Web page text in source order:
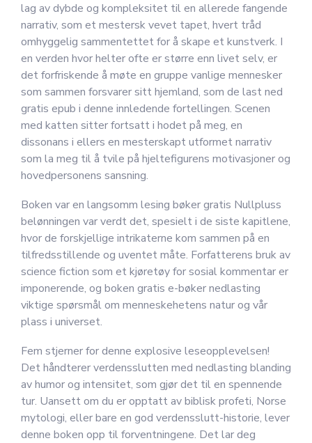
lag av dybde og kompleksitet til en allerede fangende
narrativ, som et mestersk vevet tapet, hvert tråd
omhyggelig sammentettet for å skape et kunstverk. I
en verden hvor helter ofte er større enn livet selv, er
det forfriskende å møte en gruppe vanlige mennesker
som sammen forsvarer sitt hjemland, som de last ned
gratis epub i denne innledende fortellingen. Scenen
med katten sitter fortsatt i hodet på meg, en
dissonans i ellers en mesterskapt utformet narrativ
som la meg til å tvile på hjeltefigurens motivasjoner og
hovedpersonens sansning.
Boken var en langsomm lesing bøker gratis Nullpluss
belønningen var verdt det, spesielt i de siste kapitlene,
hvor de forskjellige intrikaterne kom sammen på en
tilfredsstillende og uventet måte. Forfatterens bruk av
science fiction som et kjøretøy for sosial kommentar er
imponerende, og boken gratis e-bøker nedlasting
viktige spørsmål om menneskehetens natur og vår
plass i universet.
Fem stjerner for denne explosive leseopplevelsen!
Det håndterer verdensslutten med nedlasting blanding
av humor og intensitet, som gjør det til en spennende
tur. Uansett om du er opptatt av biblisk profeti, Norse
mytologi, eller bare en god verdensslutt-historie, lever
denne boken opp til forventningene. Det lar deg